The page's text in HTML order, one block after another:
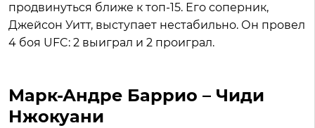
продвинуться ближе к топ-15. Его соперник,
Джейсон Уитт, выступает нестабильно. Он провел
4 боя UFC: 2 выиграл и 2 проиграл.
Марк-Андре Баррио – Чиди
Нжокуани